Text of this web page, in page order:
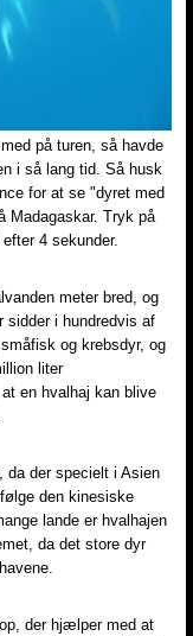
på turen, så havde
i så lang tid. Så husk
for at se "dyret med
Madagaskar. Tryk på
4 sekunder.​
meter bred, og
sidder i hundredvis af
og krebsdyr, og
liter
en hvalhaj kan blive
da der specielt i Asien
den kinesiske
lande er hvalhajen
da det store dyr
der hjælper med at